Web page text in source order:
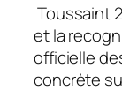
Toussaint
et la
officielle
concrète